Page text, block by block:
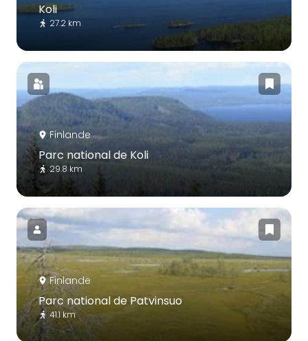
Koli
27.2 km
Finlande
Parc national de Koli
29.8 km
Finlande
Parc national de Patvinsuo
41.1 km